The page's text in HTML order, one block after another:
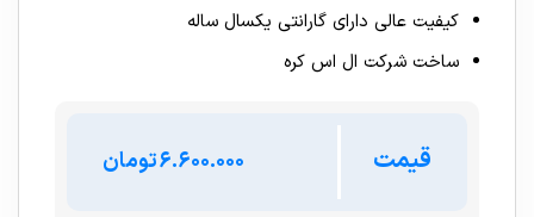
کیفیت عالی دارای گارانتی یکسال ساله
ساخت شرکت ال اس کره
قیمت تومان